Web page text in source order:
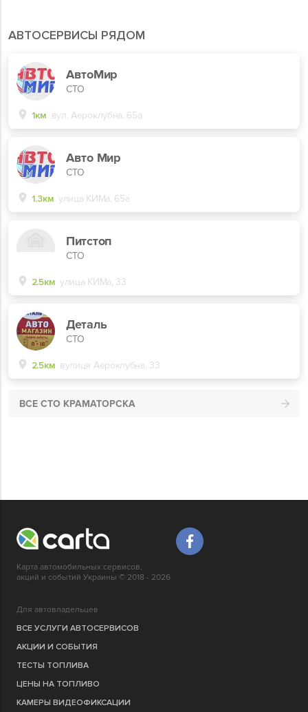
АВТОСЕРВИСЫ РЯДОМ
АвтоМир
СТО
1км вул. Аероклубна, 65а
Авто Мир
СТО
1.3км улица КИМа, 65а
Питстоп
СТО
2.5км улица КИМа, 33
Деталь
СТО
2.5км вулиця Аероклубна, 33
ВСЕ СТО КРАМАТОРСКА
Карта автомобильных сервисов,
акций и событий Украины © 2018 - 2026
Для автовладельцев
ВСЕ УСЛУГИ АВТОСЕРВИСОВ
АКЦИИ И СОБЫТИЯ
ТЕСТЫ ТОПЛИВА
ЦЕНЫ НА ТОПЛИВО
КАМЕРЫ ВИДЕОФИКСАЦИИ